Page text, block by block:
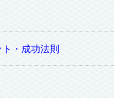
・成功法則